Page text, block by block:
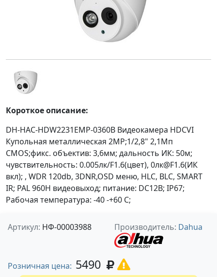
Короткое описание:
DH-HAC-HDW2231EMP-0360B Видеокамера HDCVI
Купольная металлическая 2MP;1/2,8" 2,1Mп
CMOS;фикс. объектив: 3,6мм; дальность ИК: 50м;
чувствительность: 0.005лк/F1.6(цвет), 0лк@F1.6(ИК
вкл); , WDR 120db, 3DNR,OSD меню, HLC, BLC, SMART
IR; PAL 960H видеовыход; питание: DC12В; IP67;
Рабочая температура: -40 -+60 С;
Артикул: НФ-00003988 Производитель: Dahua
Розничная цена: 5490